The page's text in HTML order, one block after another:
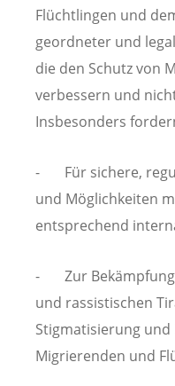
Flüchtlingen und
geordneter und
die den Schutz von
verbessern und
Insbesonders
- Für sichere,
und Möglichkeiten
entsprechend
- Zur Bekämpfung
und rassistischen
Stigmatisierung
Migrierenden und